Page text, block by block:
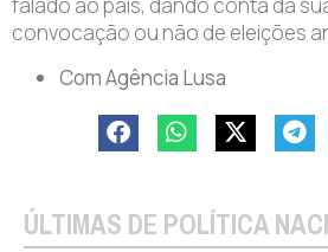
falado ao país, dando conta da
convocação ou não de eleições
Com Agência Lusa
ÚLTIMAS DE POLÍTICA